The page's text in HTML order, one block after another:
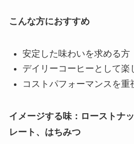
こんな方におすすめ
安定した味わいを求める方
デイリーコーヒーとして楽
コストパフォーマンスを重
イメージする味：ローストナ
レート、はちみつ